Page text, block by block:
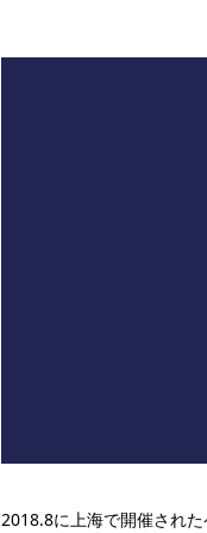
2018.8に上海で開催され